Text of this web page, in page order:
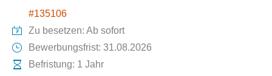
#135106
Zu besetzen: Ab sofort
Bewerbungsfrist: 31.08.2026
Befristung: 1 Jahr